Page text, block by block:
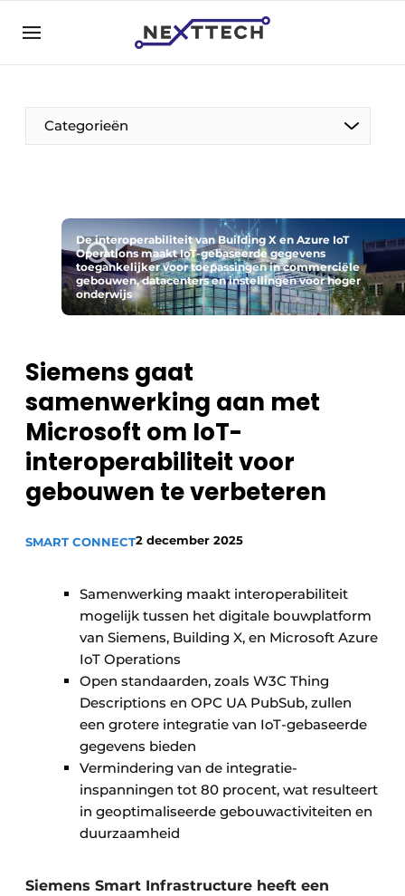
NL EN
Categorieën
De interoperabiliteit van Building X en Azure IoT
Operations maakt IoT-gebaseerde gegevens
toegankelijker voor toepassingen in commerciële
gebouwen, datacenters en instellingen voor hoger
onderwijs
Siemens gaat
samenwerking aan met
Microsoft om IoT-
interoperabiliteit voor
gebouwen te verbeteren
SMART CONNECT2 december 2025
Samenwerking maakt interoperabiliteit
mogelijk tussen het digitale bouwplatform
van Siemens, Building X, en Microsoft Azure
IoT Operations
Open standaarden, zoals W3C Thing
Descriptions en OPC UA PubSub, zullen
een grotere integratie van IoT-gebaseerde
gegevens bieden
Vermindering van de integratie-
inspanningen tot 80 procent, wat resulteert
in geoptimaliseerde gebouwactiviteiten en
duurzaamheid
Siemens Smart Infrastructure heeft een